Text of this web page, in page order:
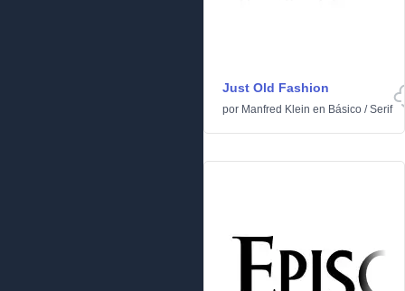
Just Old Fashion
por Manfred Klein en Básico /Serif